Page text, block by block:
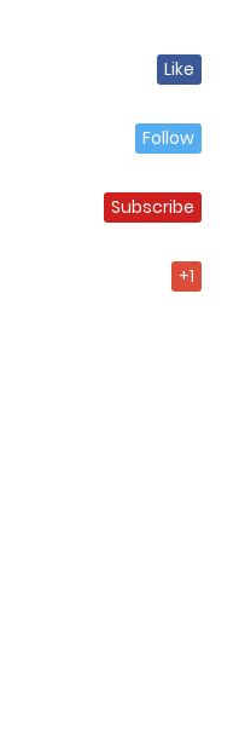
Like
Follow
Subscribe
+1